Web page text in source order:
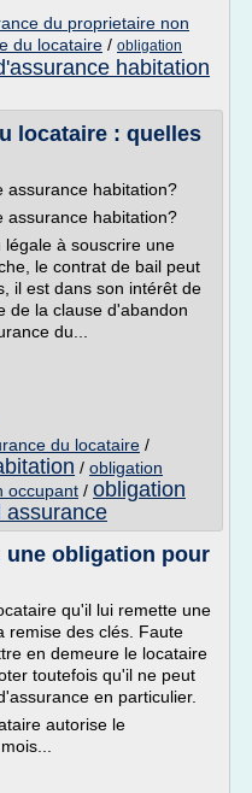
du proprietaire non
du locataire / obligation
habitation
locataire : quelles
assurance habitation?
assurance habitation?
à souscrire une
le contrat de bail peut
il est dans son intérêt de
de la clause d'abandon
du...
du locataire /
/ obligation
occupant / obligation
assurance
une obligation pour
qu'il lui remette une
remise des clés. Faute
en demeure le locataire
toutefois qu'il ne peut
en particulier.
autorise le